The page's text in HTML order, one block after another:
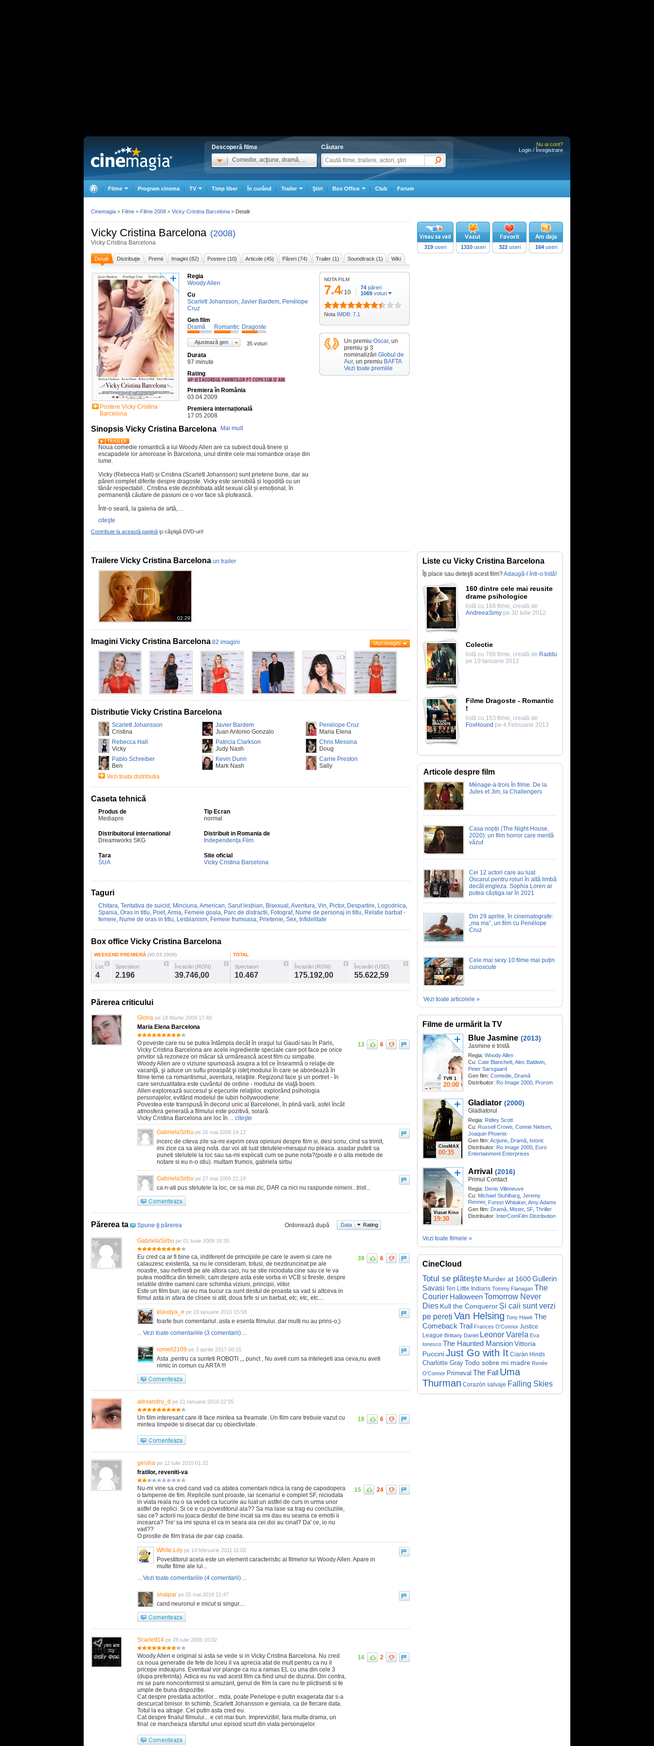
Descoperă filme
Comedie, acţiune, dramă, ...
Căutare
Nu ai cont?
Login / Înregistrare
Filme Program cinema TV Timp liber În curând Trailer Ştiri Box Office Club Forum
Vicky Cristina Barcelona (2008)
Vicky Cristina Barcelona
Detalii Distribuţie Premii Imagini (82) Postere (10) Articole (45) Păreri (74) Trailer (1) Soundtrack (1) Wiki
Postere Vicky Cristina
Barcelona
Regia
Woody Allen
Cu
Scarlett Johansson, Javier Bardem, Penélope
Cruz
Gen film
Dramă
Romantic Dragoste
Ajustează gen 35 voturi
Durata
97 minute
Rating
Premiera în România
03.04.2009
Premiera internațională
17.05.2008
Sinopsis Vicky Cristina Barcelona Mai mult
Noua comedie romantică a lui Woody Allen are ca subiect două tinere și
escapadele lor amoroase în Barcelona, unul dintre cele mai romantice orașe din
lume.
Vicky (Rebecca Hall) și Cristina (Scarlett Johansson) sunt prietene bune, dar au
păreri complet diferite despre dragoste. Vicky este sensibilă și logodită cu un
tânăr respectabil.. Cristina este dezinhibata atât sexual cât și emoțional, în
permanență căutare de pasiuni ce o vor face să plutească.
Într-o seară, la galeria de artă,…
citeşte
Contribuie la această pagină şi câştigă DVD-uri!
NOTA FILM
7.4/ 10
74 păreri
1069 voturi
Nota IMDB: 7.1
Un premiu Oscar, un
premiu şi 3
nominalizări Globul de
Aur, un premiu BAFTA
Vezi toate premiile
319 useri 1310useri 322useri 164useri
Trailere Vicky Cristina Barcelona un trailer
02:29
Imagini Vicky Cristina Barcelona 82 imagini Vezi imagini
Distributie Vicky Cristina Barcelona
Scarlett Johansson
Cristina
Javier Bardem
Juan Antonio Gonzalo
Penélope Cruz
Maria Elena
Rebecca Hall
Vicky
Patricia Clarkson
Judy Nash
Chris Messina
Doug
Pablo Schreiber
Ben
Kevin Dunn
Mark Nash
Carrie Preston
Sally
Vezi toata distributia
Caseta tehnică
Produs de
Mediapro
Tip Ecran
normal
Distribuitorul international
Dreamworks SKG
Distribuit in Romania de
Independența Film
Țara
SUA
Site oficial
Vicky Cristina Barcelona
Taguri
Chitara, Tentativa de suicid , Minciuna,American, Sarut lesbian, Bisexual ,Aventura, Vin, Pictor, Despartire, Logodnica,
Spania, Oras in titlu, Poet,Arma, Femeie goala, Parc de distractii, Fotograf, Nume de personaj in titlu, Relatie barbat -
femeie, Nume de oras in titlu, Lesbianism, Femeie frumoasa, Prietenie, Sex, Infidelitate
Box office Vicky Cristina Barcelona
WEEKEND PREMIERĂ (30.03.2009)
Loc
4
Spectatori
2.196
Încasări (RON)
39.746,00
TOTAL
Spectatori
10.467
Încasări (RON)
175.192,00
Încasări (USD)
55.622,59
Părerea criticului
Gloria pe 18 Martie 2009 17:48
Maria Elena Barcelona
O poveste care nu se putea întâmpla decât în oraşul lui Gaudí sau în Paris,
Vicky Cristina Barcelona are acele ingrediente speciale care pot face pe orice
privitor să rezoneze ori măcar să urmărească acest film cu simpatie.
Woody Allen are o viziune spumoasă asupra a tot ce înseamnă o relaţie de
vacanţă, şi aduce un suflu proaspăt şi isteţ modului în care se abordează în
filme teme ca romantismul, aventura, relaţiile. Regizorul face şi un portret - în
care senzualitatea este cuvântul de ordine - modului de viaţă boem.
Allen explorează succesul şi eşecurile relaţiilor, explorând psihologia
personajelor, evitând modelul de iubiri hollywoodiene.
Povestea este transpusă în decorul unic al Barcelonei, în plină vară, asfel încât
atmosfera generală a filmului este pozitivă, solară.
Vicky Cristina Barcelona are loc în… citeşte
13 6
GabrielaSirbu pe 26 mai 2009 14:12
incerc de citeva zile sa-mi exprim ceva opiniuni despre film si, desi scriu, cind sa trimit,
imi zice ca sa aleg nota. dar voi ati luat stelutele=mesajul nu pleaca. asadar puteti sa
puneti stelutele la loc sau sa-mi explicati cum se pune nota?(poate e o alta metode de
notare si eu n-o stiu). multam frumos, gabriela sirbu
GabrielaSirbu pe 27 mai 2009 21:19
ca n-ati pus stelutele la loc, ce sa mai zic, DAR ca nici nu raspunde nimeni...trist...
Părerea ta Spune-ţi părerea Ordonează după Data Rating
GabrielaSirbu pe 01 Iunie 2009 18:35
Eu cred ca ar fi bine ca, indiferent de principiile pe care le avem si care ne
calauzesc existenta, sa nu le consideram, totusi, de nezdruncinat pe ale
noastre, sau nefiresti pe ale altora caci, nu se stie niciodata cine sau ce le va
putea modifica din temelii; cam despre asta este vorba in VCB si fireste, despre
relatiile dintre oameni care schimba viziuni, principii, viitor.
Este un film bun, iar eu ma bucur ca sunt destul de proasta sa vad si altceva in
filmul asta in afara de clisee si atit, doua tirfe si un barbat, etc, etc, etc....
39 6
klaudya_e pe 19 ianuarie 2010 15:58
foarte bun comentariul..asta e esenta filmului..dar multi nu au prins-o;)
... Vezi toate comentariile (3 comentarii) ...
romell2109 pe 3 aprilie 2017 00:15
Asta ,pentru ca sunteti ROBOTI ,,, punct , Nu aveti cum sa intelegeti asa ceva,nu aveti
nimic in comun cu ARTA !!!
alexandru_d pe 21 Ianuarie 2010 22:55
Un film interesant care iti face mintea sa freamate. Un film care trebuie vazut cu
mintea limpede si disecat dar cu obiectivitate.
18 6
geisha pe 12 Iulie 2010 01:32
fratilor, reveniti-va
Nu-mi vine sa cred cand vad ca atatea comentarii ridica la rang de capodopera
o tampenie de fim. Replicile sunt proaste, iar scenariul e complet SF, niciodata
in viata reala nu o sa vedeti ca lucurile au luat un astfel de curs in urma unor
astfel de replici. Si ce e cu povestitorul ala?? Sa ma lase sa trag eu concluziile,
sau ce? actorii nu joaca destul de bine incat sa imi dau eu seama ce emotii ii
incearca? Tre' sa imi spuna el ca in seara aia cei doi au cinat? Da' ce, io nu
vad??
O prostie de film trasa de par cap coada.
15 24
White.Lily pe 14 februarie 2011 11:02
Povestitorul acela este un element caracteristic al filmelor lui Woody Allen. Apare in
multe filme ale lui...
... Vezi toate comentariile (4 comentarii) ...
snaipar pe 25 mai 2018 21:47
cand neuronul e micut si singur....
Scarlett14 pe 28 Iulie 2009 10:02
Woody Allen e original si asta se vede si in Vicky Cristina Barcelona. Nu cred
ca noua generatie de fete de liceu il va aprecia atat de mult pentru ca nu il
pricepe indeajuns. Eventual vor plange ca nu a ramas EL cu una din cele 3
(dupa preferinta). Adica eu nu vad acest film ca fiind unul de duzina. Din contra,
mi se pare nonconformist si amuzant, genul de film la care nu te plictisesti si te
umple de buna dispozitie.
Cat despre prestatia actorilor... mda, poate Penelope e putin exagerata dar s-a
descurcat binisor. In schimb, Scarlett Johansson e geniala, ca de fiecare data.
Totul la ea atrage. Cel putin asta cred eu.
Cat despre finalul filmului... e cel mai bun. Imprevizibil, fara multa drama, un
final ce marcheaza sfarsitul unui episod scurt din viata personajelor.
14 2
Liste cu Vicky Cristina Barcelona
Îţi place sau deteşti acest film?Adaugă-l într-o listă!
160 dintre cele mai reusite
drame psihologice
listă cu 168 filme, creată de
AndreeaSimy pe 30 Iulie 2012
Colectie
listă cu 766 filme, creată de Raddu
pe 19 Ianuarie 2012
Filme Dragoste - Romantic
!
listă cu 153 filme, creată de
FoxHound pe 4 Februarie 2013
Articole despre film
Ménage-à-trois în filme. De la
Jules et Jim, la Challengers
Casa nopții (The Night House,
2020): un film horror care merită
văzut
Cei 12 actori care au luat
Oscarul pentru roluri în altă limbă
decât engleza. Sophia Loren ar
putea câștiga iar în 2021
Din 29 aprilie, în cinematografe:
„ma ma”, un film cu Penélope
Cruz
Cele mai sexy 10 filme mai puțin
cunoscute
Vezi toate articolele »
Filme de urmărit la TV
TVR 1
20:00
Blue Jasmine (2013)
Jasmine e tristă
Regia: Woody Allen
Cu: Cate Blanchett Alec Baldwin
Peter Sarsgaard
Gen film: Comedie Dramă
Distribuitor: Ro Image 2000 Prorom
CineMAX
00:35
Gladiator (2000)
Gladiatorul
Regia: Ridley Scott
Cu: Russell Crowe Connie Nielsen
Joaquin Phoenix
Gen film: Acţiune Dramă Istoric
Distribuitor: Ro Image 2000 Euro
Entertainment Enterprises
Viasat Kino
19:30
Arrival (2016)
Primul Contact
Regia: Denis Villeneuve
Cu: Michael Stuhlbarg Jeremy
Renner, Forest Whitaker, Amy Adams
Gen film: Dramă Mister, SF, Thriller
Distribuitor: InterComFilm Distribution
Vezi toate filmele »
CineCloud
Totul se plătește Murder at 1600Gullerin
Savasi Ten Little Indians Tommy Flanagan The
Courier HalloweenTomorrow Never
Dies Kull the Conqueror Și caii sunt verzi
pe pereți Van Helsing Tony Hawk The
Comeback Trail Frances O'Connor Justice
League Brittany Daniel Leonor Varela Eva
Ionesco The Haunted MansionVittoria
PucciniJust Go with It Ciarán Hinds
Charlotte Gray Todo sobre mi madre Renée
O'Connor Primeval The Fall Uma
Thurman Corazón salvaje Falling Skies
Cinemagia > Filme > Filme 2008 > Vicky Cristina Barcelona > Detalii